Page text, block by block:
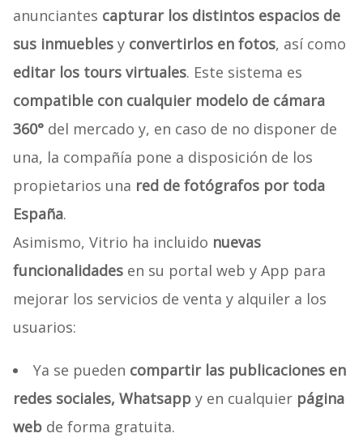
anunciantes capturar los distintos espacios de
sus inmueblesy convertirlos en fotos, así como
editar los tours virtuales. Este sistema es
compatible con cualquier modelo de cámara
360°del mercado y, en caso de no disponer de
una, la compañía pone a disposición de los
propietarios una red de fotógrafos por toda
España.
Asimismo, Vitrio ha incluido nuevas
funcionalidadesen su portal web y App para
mejorar los servicios de venta y alquiler a los
usuarios:
Ya se pueden compartir las publicaciones en
redes sociales, Whatsappy en cualquier página
webde forma gratuita.